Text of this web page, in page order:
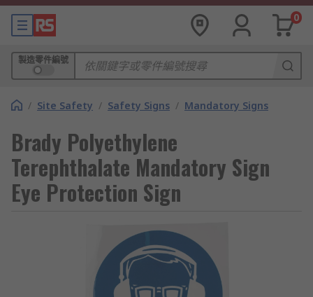
0
製造零件編號
/ Site Safety / Safety Signs / Mandatory Signs
Brady Polyethylene
Terephthalate Mandatory Sign
Eye Protection Sign